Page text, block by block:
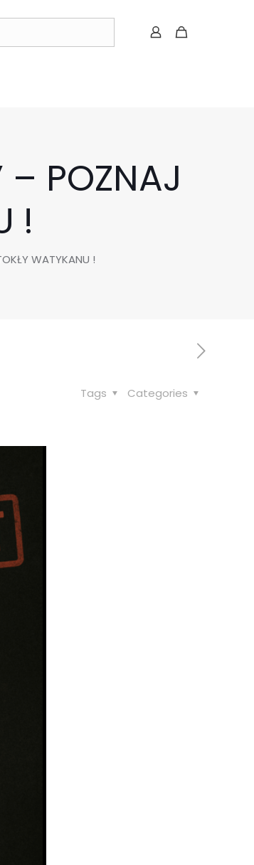
– POZNAJ
!
WATYKANU !
Categories
Tags